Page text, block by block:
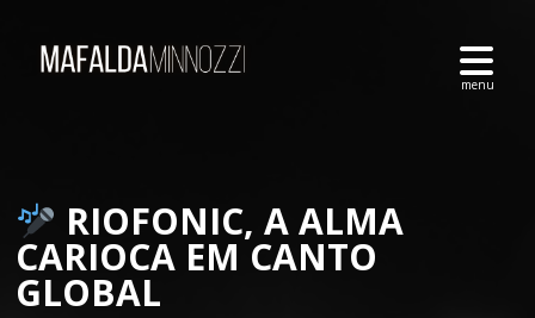
RIOFONIC, A ALMA
CARIOCA EM CANTO
GLOBAL